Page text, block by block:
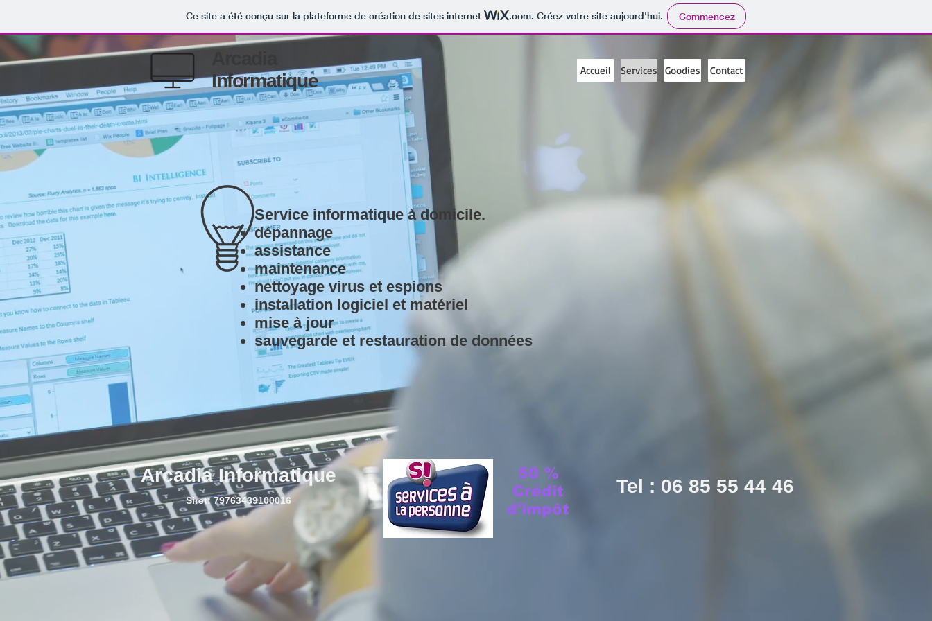
Ce site a été conçu sur la plateforme de création de sites internet .com. Créez votre site aujourd'hui. Commencez
Informatique
Accueil Services Goodies Contact
Service informatique à domicile.
dépannage
assistance
maintenance
nettoyage virus et espions
installation logiciel et matériel
mise à jour
sauvegarde et restauration de données
Arcadia Informatique
Siret: 79763439100016
Tel : 06 85 55 44 46
50 %
Crédit
d'impôt